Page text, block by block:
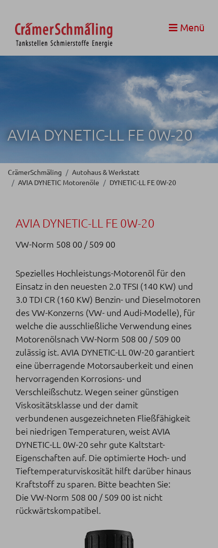
Menü
AVIA DYNETIC-LL FE 0W-20
CrämerSchmäling
Autohaus & Werkstatt
AVIA DYNETIC Motorenöle
DYNETIC-LL FE 0W-20
AVIA DYNETIC-LL FE 0W-20
VW-Norm 508 00 / 509 00
Spezielles Hochleistungs-Motorenöl für den
Einsatz in den neuesten 2.0 TFSI (140 KW) und
3.0 TDI CR (160 KW) Benzin- und Dieselmotoren
des VW-Konzerns (VW- und Audi-Modelle), für
welche die ausschließliche Verwendung eines
Motorenölsnach VW-Norm 508 00 / 509 00
zulässig ist. AVIA DYNETIC-LL 0W-20 garantiert
eine überragende Motorsauberkeit und einen
hervorragenden Korrosions- und
Verschleißschutz. Wegen seiner günstigen
Viskositätsklasse und der damit
verbundenen ausgezeichneten Fließfähigkeit
bei niedrigen Temperaturen, weist AVIA
DYNETIC-LL 0W-20 sehr gute Kaltstart-
Eigenschaften auf. Die optimierte Hoch- und
Tieftemperaturviskosität hilft darüber hinaus
Kraftstoff zu sparen. Bitte beachten Sie:
Die VW-Norm 508 00 / 509 00 ist nicht
rückwärtskompatibel.